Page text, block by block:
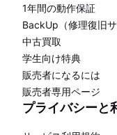
1年間の動作保証
BackUp（修理復旧サ
中古買取
学生向け特典
販売者になるには
販売者専用ページ
プライバシーと